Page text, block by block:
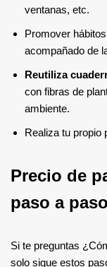
ventanas, etc.
Promover
acompañado de
Reutiliza
con fibras de
ambiente.
Realiza tu propio
Precio de
paso a
Si te preguntas
solo sigue estos